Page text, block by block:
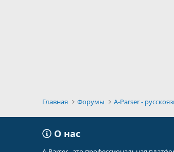
Главная Форумы A-Parser -
О нас